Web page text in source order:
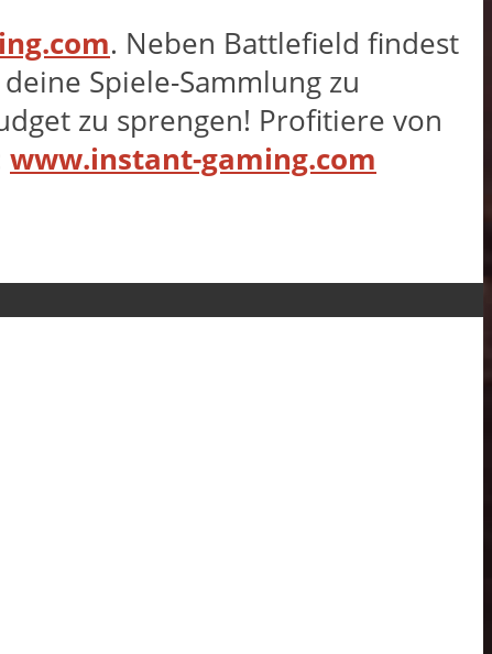
. Neben Battlefield findest
Spiele-Sammlung zu
zu sprengen! Profitiere von
www.instant-gaming.com